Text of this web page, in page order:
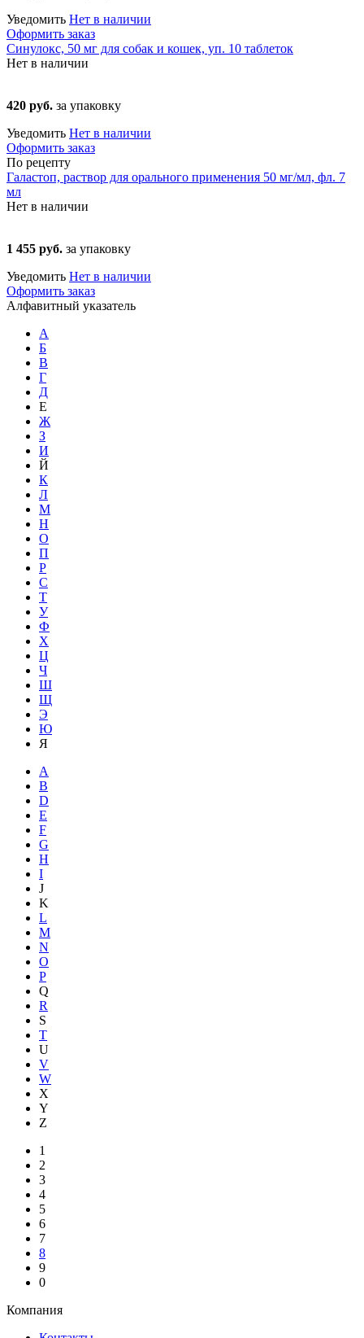
Уведомить Нет в наличии
Оформить заказ
Синулокс, 50 мг для собак и кошек, уп. 10 таблеток
Нет в наличии
420 руб. за упаковку
Уведомить Нет в наличии
Оформить заказ
По рецепту
Галастоп, раствор для орального применения 50 мг/мл, фл. 7
мл
Нет в наличии
1 455 руб. за упаковку
Уведомить Нет в наличии
Оформить заказ
Алфавитный указатель
А
Б
В
Г
Д
Е
Ж
З
И
Й
К
Л
М
Н
О
П
Р
С
Т
У
Ф
Х
Ц
Ч
Ш
Щ
Э
Ю
Я
A
B
D
E
F
G
H
I
J
K
L
M
N
O
P
Q
R
S
T
U
V
W
X
Y
Z
1
2
3
4
5
6
7
8
9
0
Компания